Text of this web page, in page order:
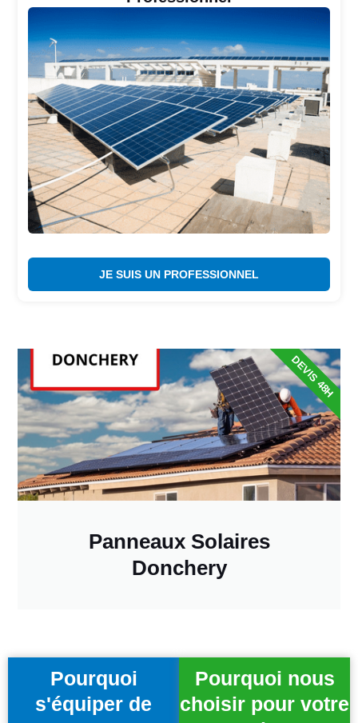
JE SUIS UN PROFESSIONNEL
Panneaux Solaires
Donchery
DEVIS 48H
Pourquoi
s'équiper de
Pourquoi nous
choisir pour votre